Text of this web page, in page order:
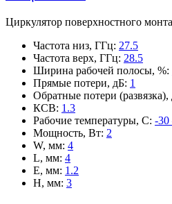
Циркулятор поверхностного
Частота низ, ГГц: 27.5
Частота верх, ГГц: 28.5
Ширина рабочей полосы, %:
Прямые потери, дБ: 1
Обратные потери (развязка),
КСВ: 1.3
Рабочие температуры, С: -
Мощность, Вт: 2
W, мм: 4
L, мм: 4
E, мм: 1.2
H, мм: 3